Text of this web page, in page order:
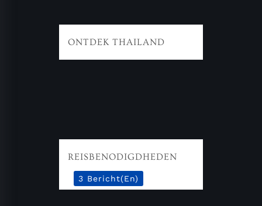
ONTDEK THAILAND
REISBENODIGDHEDEN
3 Bericht(en)